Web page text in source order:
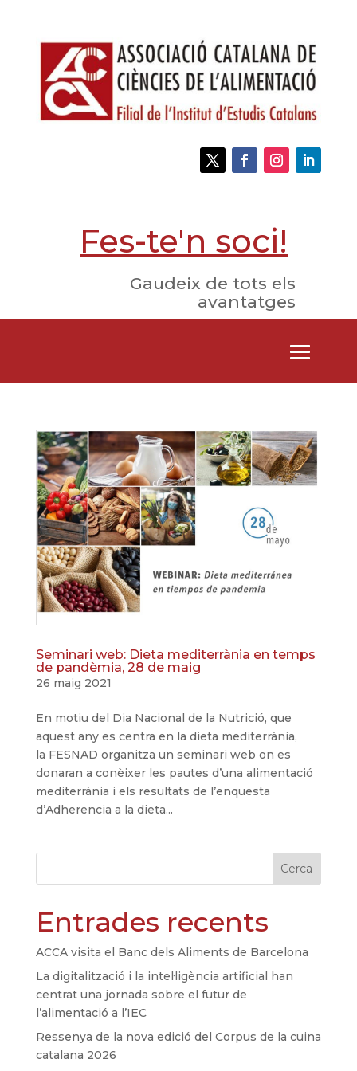
Fes-te'n soci!
Gaudeix de tots els
avantatges
Seminari web: Dieta mediterrània en temps
de pandèmia, 28 de maig
26 maig 2021
En motiu del Dia Nacional de la Nutrició, que
aquest any es centra en la dieta mediterrània,
la FESNAD organitza un seminari web on es
donaran a conèixer les pautes d’una alimentació
mediterrània i els resultats de l’enquesta
d’Adherencia a la dieta...
Cerca
Entrades recents
ACCA visita el Banc dels Aliments de Barcelona
La digitalització i la intel·ligència artificial han
centrat una jornada sobre el futur de
l’alimentació a l’IEC
Ressenya de la nova edició del Corpus de la cuina
catalana 2026